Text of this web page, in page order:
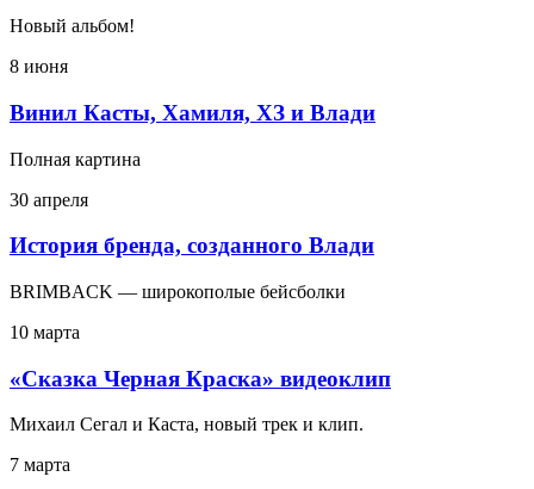
Новый альбом!
8 июня
Винил Касты, Хамиля, ХЗ и Влади
Полная картина
30 апреля
История бренда, созданного Влади
BRIMBACK — широкополые бейсболки
10 марта
«Сказка Черная Краска» видеоклип
Михаил Сегал и Каста, новый трек и клип.
7 марта